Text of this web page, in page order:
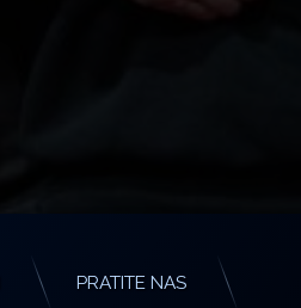
PRATITE NAS